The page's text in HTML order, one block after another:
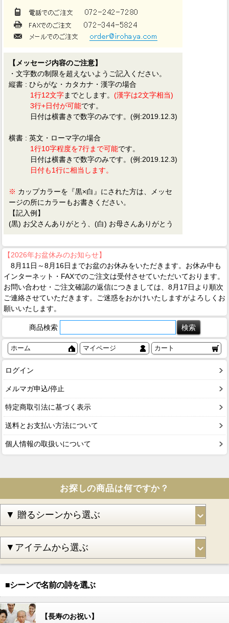
【メッセージ内容のご注意】
・文字数の制限を超えないようご記入ください。
縦書 : ひらがな・カタカナ・漢字の場合
1行12文字までとします。 (漢字は2文字相当)
3行+日付が可能です。
日付は横書きで数字のみです。(例:2019.12.3)
横書 : 英文・ローマ字の場合
1行10字程度を7行まで可能です。
日付は横書きで数字のみです。(例:2019.12.3)
日付も1行に相当します。
※ カップカラーを 『黒×白』 にされた方は、
メッセ
ージの所にカラーもお書きください。
【記入例】
(黒) お父さんありがとう、(白) お母さんありがとう
【2026年お盆休みのお知らせ】
8月11日～8月16日までお盆のお休みをいただきます。お休み中も
インターネット・FAXでのご注文は受付させていただいております。
お問い合わせ・ご注文確認の返信につきましては、8月17日より順次
ご連絡させていただきます。ご迷惑をおかけいたしますがよろしくお
願いいたします。
商品検索
ホーム マイページ カート
ログイン
メルマガ申込/停止
特定商取引法に基づく表示
送料とお支払い方法について
個人情報の取扱いについて
お探しの商品は何ですか？
■シーンで名前の詩を選ぶ
【長寿のお祝い】